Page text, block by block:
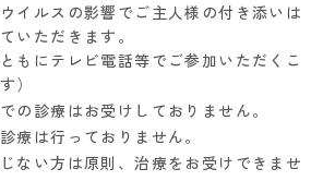
イルスの影響でご主人様の付き添いは
いただきます。
ともにテレビ電話等でご参加いただくこ
）
の診療はお受けしておりません。
療は行っておりません。
ない方は原則、治療をお受けできませ